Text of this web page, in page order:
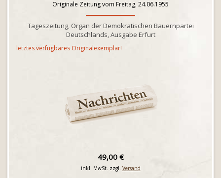
Originale Zeitung vom Freitag, 24.06.1955
Tageszeitung, Organ der Demokratischen Bauernpartei
Deutschlands, Ausgabe Erfurt
letztes verfügbares Originalexemplar!
49,00 €
inkl. MwSt. zzgl. Versand